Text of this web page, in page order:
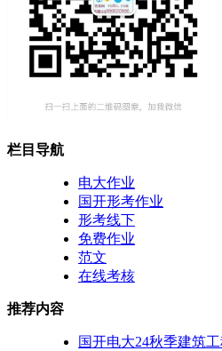
栏目导航
电大作业
国开形考作业
形考线下
免费作业
范文
在线考核
推荐内容
国开电大24秋季建筑